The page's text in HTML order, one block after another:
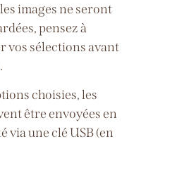
images ne seront
pensez à
vos sélections avant
choisies, les
être envoyées en
via une clé USB (en